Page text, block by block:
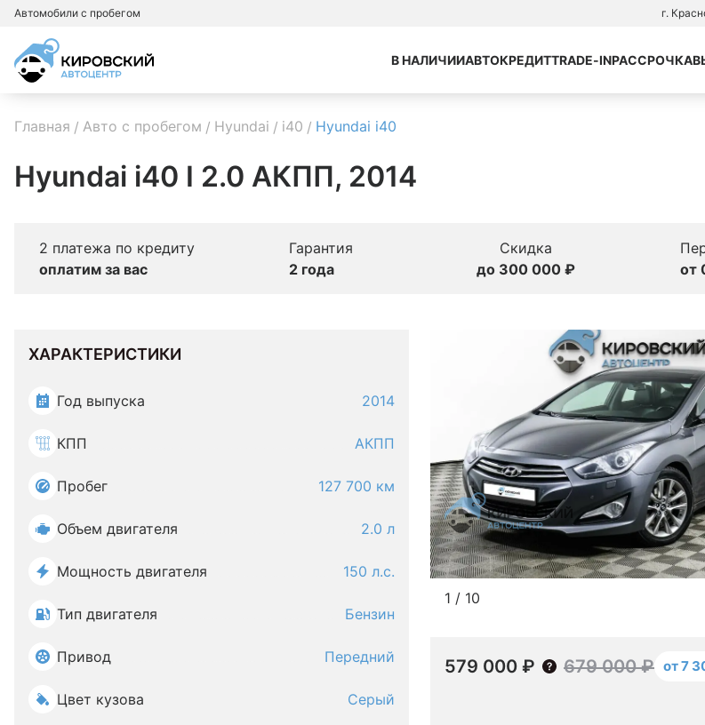
Автомобили с пробегом г.
В НАЛИЧИИАВТОКРЕДИТTRADE-INРАССРОЧКА
Главная Авто с пробегом Hyundai i40 Hyundai i40
Hyundai i40 I 2.0 АКПП, 2014
2 платежа по кредиту
оплатим за вас
Гарантия
2 года
Скидка
до 300 000 ₽
от
ХАРАКТЕРИСТИКИ
Год выпуска 2014
КПП АКПП
Пробег 127 700 км
Объем двигателя 2.0 л
Мощность двигателя 150 л.с.
Тип двигателя Бензин
Привод Передний
Цвет кузова Серый
1 / 10
579 000 ₽ 679 000 ₽ от 7